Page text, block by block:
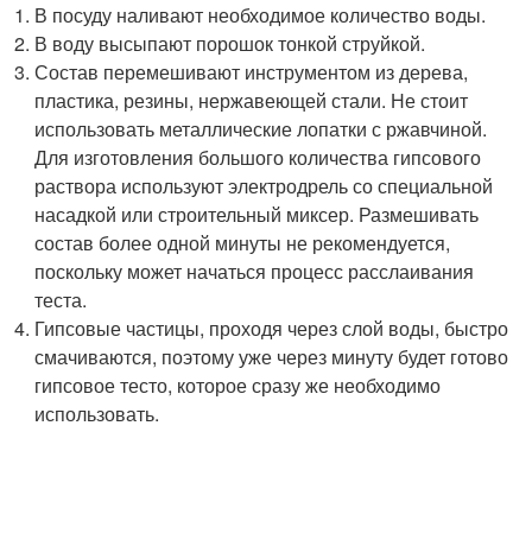
В посуду наливают необходимое количество воды.
В воду высыпают порошок тонкой струйкой.
Состав перемешивают инструментом из дерева,
пластика, резины, нержавеющей стали. Не стоит
использовать металлические лопатки с ржавчиной.
Для изготовления большого количества гипсового
раствора используют электродрель со специальной
насадкой или строительный миксер. Размешивать
состав более одной минуты не рекомендуется,
поскольку может начаться процесс расслаивания
теста.
Гипсовые частицы, проходя через слой воды, быстро
смачиваются, поэтому уже через минуту будет готово
гипсовое тесто, которое сразу же необходимо
использовать.